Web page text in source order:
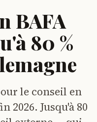
BAFA
80 %
le conseil en
2026. Jusqu'à 80